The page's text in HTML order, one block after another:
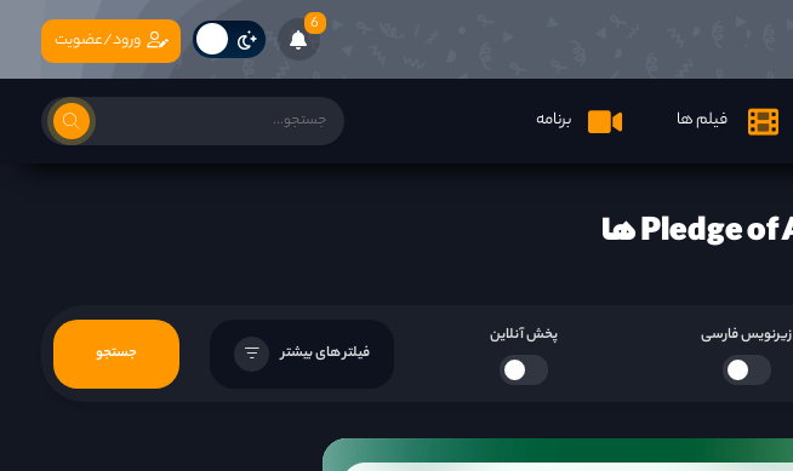
6
فیلم ها برنامه
ورود/عضویت
زیرنویس فارسی پخش آنلاین
فیلتر های بیشتر جستجو